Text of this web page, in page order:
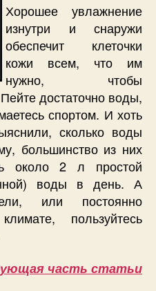
Хорошее увлажнение
изнутри и снаружи
обеспечит клеточки
кожи всем, что им
нужно, чтобы
достаточно воды,
спортом. И хоть
сколько воды
большинство из них
около 2 л простой
воды в день. А
или постоянно
пользуйтесь
часть статьи